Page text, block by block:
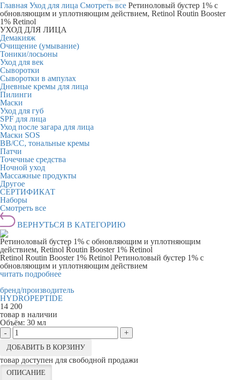
Главная Уход для лица Смотреть все Ретиноловый бустер 1% с
обновляющим и уплотняющим действием, Retinol Routin Booster
1% Retinol
УХОД ДЛЯ ЛИЦА
Демакияж
Очищение (умывание)
Тоники/лосьоны
Уход для век
Сыворотки
Сыворотки в ампулах
Дневные кремы для лица
Пилинги
Маски
Уход для губ
SPF для лица
Уход после загара для лица
Маски SOS
BB/CC, тональные кремы
Патчи
Точечные средства
Ночной уход
Массажные продукты
Другое
СЕРТИФИКАТ
Наборы
Смотреть все
ВЕРНУТЬСЯ В КАТЕГОРИЮ
Ретиноловый бустер 1% с обновляющим и уплотняющим
действием, Retinol Routin Booster 1% Retinol
Retinol Routin Booster 1% Retinol Ретиноловый бустер 1% с
обновляющим и уплотняющим действием
читать подробнее
бренд/производитель
HYDROPEPTIDE
14 200
товар в наличии
Объём: 30 мл
-
+
ДОБАВИТЬ В КОРЗИНУ
товар доступен для свободной продажи
ОПИСАНИЕ